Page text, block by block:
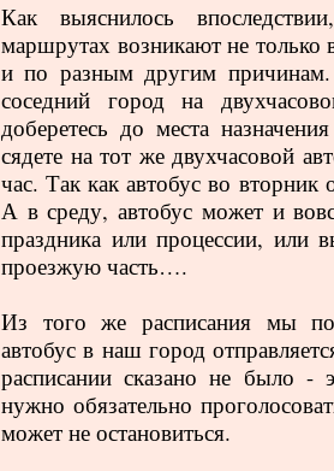
Как выяснилось
маршрутах возникают не только
и по разным другим
соседний город на
доберетесь до места
сядете на тот же двухчасовой
час. Так как автобус во вторник
А в среду, автобус может и
праздника или процессии, или
проезжую часть….
Из того же расписания мы
автобус в наш город
расписании сказано не было -
нужно обязательно
может не остановиться.